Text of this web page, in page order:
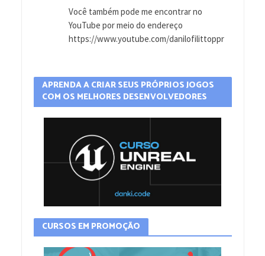
Você também pode me encontrar no
YouTube por meio do endereço
https://www.youtube.com/danilofilittoppr
APRENDA A CRIAR SEUS PRÓPRIOS JOGOS
COM OS MELHORES DESENVOLVEDORES
CURSOS EM PROMOÇÃO